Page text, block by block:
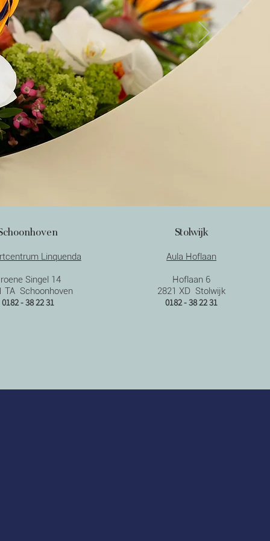
Linquenda
Singel 14
TA Schoonhoven
0182 - 38 22 31
Stolwijk
Aula Hoflaan
Hoflaan 6
2821 XD Stolwijk
0182 - 38 22 31